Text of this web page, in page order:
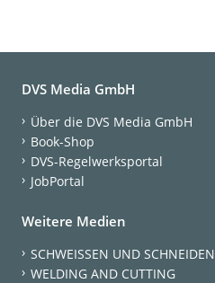
DVS Media GmbH
Über die DVS Media GmbH
Book-Shop
DVS-Regelwerksportal
JobPortal
Weitere Medien
SCHWEISSEN UND SCHNEIDEN
WELDING AND CUTTING